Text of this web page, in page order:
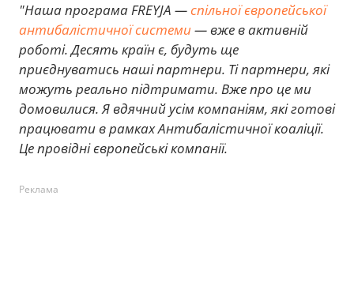
"Наша програма FREYJA —спільної європейської
антибалістичної системи— вже в активній
роботі. Десять країн є, будуть ще
приєднуватись наші партнери. Ті партнери, які
можуть реально підтримати. Вже про це ми
домовилися. Я вдячний усім компаніям, які готові
працювати в рамках Антибалістичної коаліції.
Це провідні європейські компанії.
Реклама